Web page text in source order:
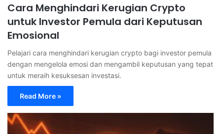
Cara Menghindari Kerugian Crypto
untuk Investor Pemula dari Keputusan
Emosional
Pelajari cara menghindari kerugian crypto bagi investor pemula
dengan mengelola emosi dan mengambil keputusan yang tepat
untuk meraih kesuksesan investasi.
Read More »